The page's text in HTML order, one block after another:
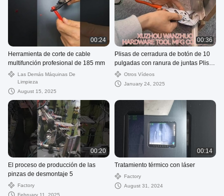
00:24
Herramienta de corte de cable
multifunción profesional de 185 mm
Las Demás Máquinas De
Limpieza
August 15, 2025
00:36
Plisas de cerradura de botón de 10
pulgadas con ranura de juntas Plisas
de bomba de agua de acero al
carbono
Otros Vídeos
January 24, 2025
00:20
El proceso de producción de las
pinzas de desmontaje 5
Factory
February 11, 2025
00:14
Tratamiento térmico con láser
Factory
August 31, 2024